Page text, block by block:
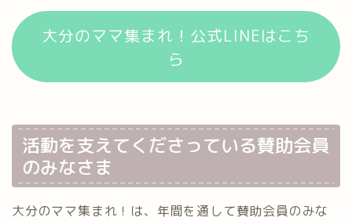
大分のママ集まれ！公式LINEはこち
ら
活動を支えてくださっている賛助会員
のみなさま
大分のママ集まれ！は、年間を通して賛助会員のみな